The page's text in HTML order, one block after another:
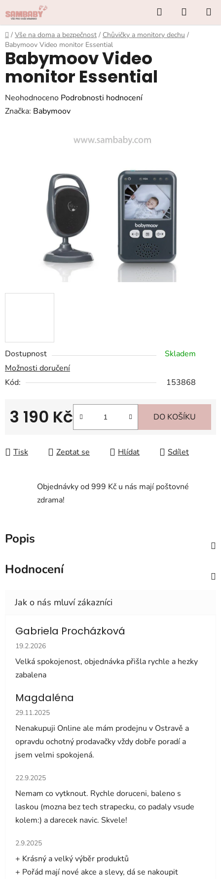
na
obsah
Hledat
KOŠÍK
Domů
/ Vše na doma a bezpečnost / Chůvičky a monitory dechu /
Babymoov Video monitor Essential
Dostupnost
Skladem
Možnosti doručení
Kód:
153868
3 190 Kč DO KOŠÍKU
Tisk Zeptat se Hlídat Sdílet
Babymoov Video
monitor Essential
Průměrné
hodnocení
Neohodnoceno Podrobnosti hodnocení
Značka: Babymoov
Objednávky od 999 Kč u nás mají poštovné
zdrama!
Popis
Hodnocení
Gabriela Procházková
Hodnocení obchodu je 5 z 5 hvězdiček.
19.2.2026
Velká spokojenost, objednávka přišla rychle a hezky
zabalena
Magdaléna
Hodnocení obchodu je 5 z 5 hvězdiček.
29.11.2025
Nenakupuji Online ale mám prodejnu v Ostravě a
opravdu ochotný prodavačky vždy dobře poradí a
jsem velmi spokojená.
Hodnocení obchodu je 5 z 5 hvězdiček.
22.9.2025
Nemam co vytknout. Rychle doruceni, baleno s
laskou (mozna bez tech strapecku, co padaly vsude
kolem:) a darecek navic. Skvele!
Hodnocení obchodu je 5 z 5 hvězdiček.
2.9.2025
+ Krásný a velký výběr produktů
+ Pořád mají nové akce a slevy, dá se nakoupit